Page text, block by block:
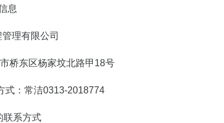
息
霖工程管理有限公司
口市桥东区杨家坟北路甲18号
联系方式：常洁0313-2018774
联系方式